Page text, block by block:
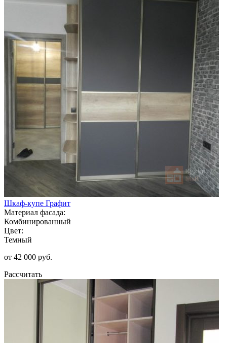
Шкаф-купе Графит
Материал фасада:
Комбинированный
Цвет:
Темный
от 42 000 руб.
Рассчитать